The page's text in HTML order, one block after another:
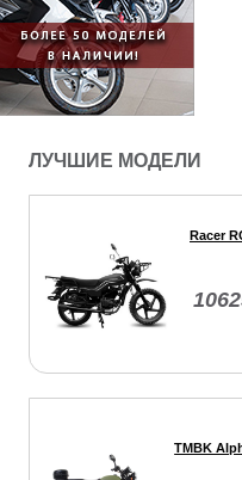
ЛУЧШИЕ МОДЕЛИ
Racer
TMBK